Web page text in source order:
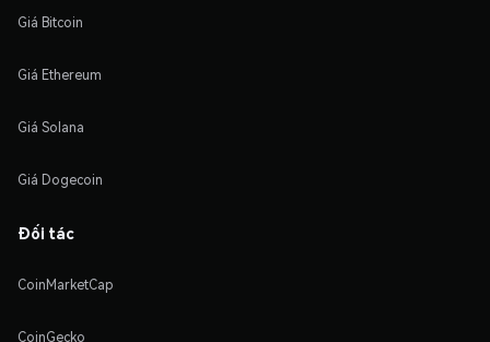
Giá Bitcoin
Giá Ethereum
Giá Solana
Giá Dogecoin
Đối tác
CoinMarketCap
CoinGecko